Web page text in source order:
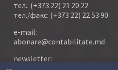
тел.: (+373 22) 21 20 22
тел./факс: (+373 22) 22 53 90
e-mail:
abonare@contabilitate.md
newsletter: